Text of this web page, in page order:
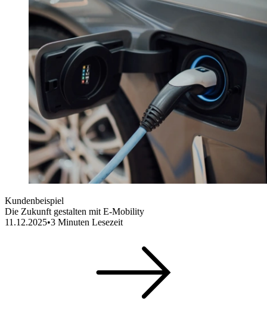
Kundenbeispiel
Die Zukunft gestalten mit E-Mobility
11.12.2025•3 Minuten Lesezeit